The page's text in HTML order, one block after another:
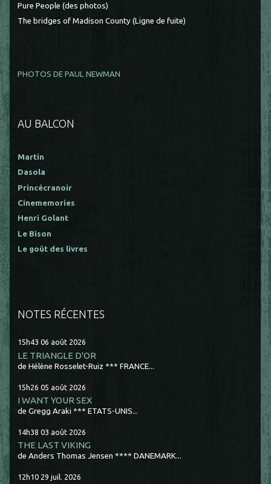
Pure People (des photos)
The bridges of Madison County (Ligne de fuite)
PHOTOS DE PAUL NEWMAN
AU BALCON
Martin
Dasola
Princécranoir
Cinememories
Henri Golant
Le Bison
Le goût des livres
NOTES RÉCENTES
15h43 06 août 2026
LE TRIANGLE D'OR
de Hélène Rosselet-Ruiz *** FRANCE...
15h26 05 août 2026
I WANT YOUR SEX
de Gregg Araki *** ETATS-UNIS...
14h38 03 août 2026
THE LAST VIKING
de Anders Thomas Jensen **** DANEMARK...
12h10 29 juil. 2026